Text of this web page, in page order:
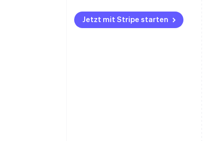
Online-Einreichung und
Zahlungen für Verkaufs- und
Jetzt mit Stripe starten